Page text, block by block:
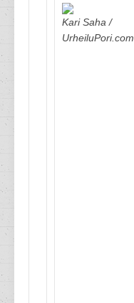
Kari Saha /
UrheiluPori.com